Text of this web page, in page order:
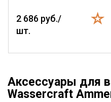
2 686 руб./
шт.
Аксессуары для
Wassercraft